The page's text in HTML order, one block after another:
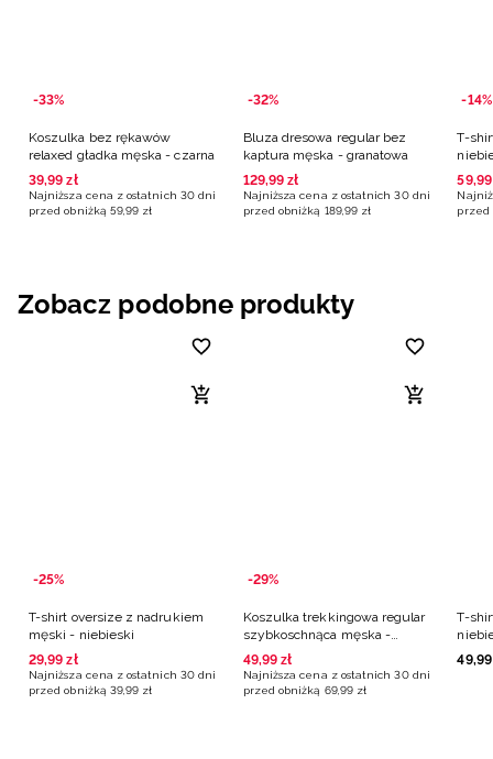
-33%
Koszulka bez rękawów
relaxed gładka męska - czarna
39,99 zł
Najniższa cena z ostatnich 30 dni
przed obniżką 59,99 zł
-32%
Bluza dresowa regular bez
kaptura męska - granatowa
129,99 zł
Najniższa cena z ostatnich 30 dni
przed obniżką 189,99 zł
-14%
T-
59,99
przed
Zobacz podobne produkty
-25%
T-shirt oversize z nadrukiem
męski - niebieski
29,99 zł
Najniższa cena z ostatnich 30 dni
przed obniżką 39,99 zł
-29%
Koszulka trekkingowa regular
szybkoschnąca męska -
niebieska
49,99 zł
Najniższa cena z ostatnich 30 dni
przed obniżką 69,99 zł
T-
49,99